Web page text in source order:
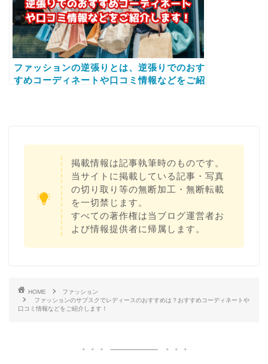
ファッションの逆張りとは、逆張りでのおす
すめコーディネートや口コミ情報などをご紹
掲載情報は記事執筆時のものです。
当サイトに掲載している記事・写真
の切り取り等の無断加工・無断転載
を一切禁じます。
すべての著作権は当ブログ運営者お
よび情報提供者に帰属します。
HOME
ファッション
ファッションのサブスクでレディースのおすすめは？おすすめコーディネートや
口コミ情報などをご紹介します！